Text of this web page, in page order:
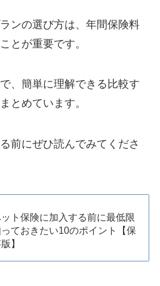
ンの選び方は、年間保険料
とが重要です。
、簡単に理解できる比較す
とめています。
前にぜひ読んでみてくださ
ト保険に加入する前に最低限
ておきたい10のポイント【保
】